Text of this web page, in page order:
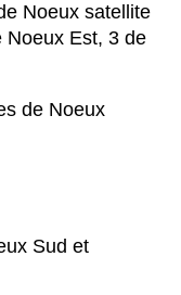
Noeux satellite
Noeux Est, 3 de
de Noeux
Sud et